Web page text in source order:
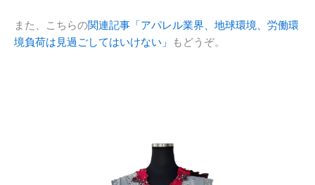
また、こちらの関連記事「アパレル業界、地球環境、労働環
境負荷は見過ごしてはいけない」
もどうぞ。